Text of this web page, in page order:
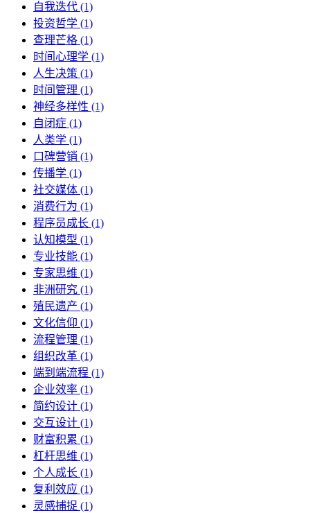
自我迭代 (1)
投资哲学 (1)
查理芒格 (1)
时间心理学 (1)
人生决策 (1)
时间管理 (1)
神经多样性 (1)
自闭症 (1)
人类学 (1)
口碑营销 (1)
传播学 (1)
社交媒体 (1)
消费行为 (1)
程序员成长 (1)
认知模型 (1)
专业技能 (1)
专家思维 (1)
非洲研究 (1)
殖民遗产 (1)
文化信仰 (1)
流程管理 (1)
组织改革 (1)
端到端流程 (1)
企业效率 (1)
简约设计 (1)
交互设计 (1)
财富积累 (1)
杠杆思维 (1)
个人成长 (1)
复利效应 (1)
灵感捕捉 (1)